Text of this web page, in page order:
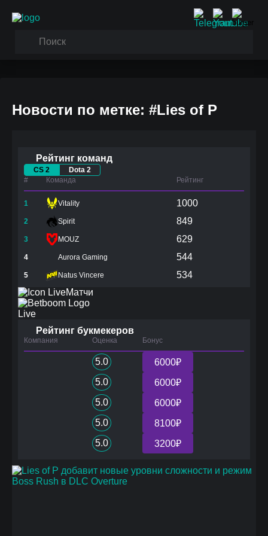
Новости по метке: #Lies of P
Рейтинг команд
CS 2
Dota 2
#
Команда Рейтинг
1 Vitality 1000
2 Spirit 849
3 MOUZ 629
4 Aurora Gaming 544
5 Natus Vincere
534
Матчи
Live
Рейтинг букмекеров
Компания Оценка Бонус
5.0
6000₽
5.0
6000₽
5.0
6000₽
5.0
8100₽
5.0
3200₽